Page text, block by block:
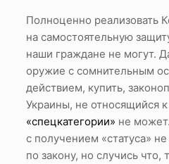
Полноценно реализовать
на самостоятельную
наши граждане не могут.
оружие с сомнительным
действием, купить,
Украины, не относящийся к
«спецкатегории» не
с получением «статуса»
по закону, но случись что,